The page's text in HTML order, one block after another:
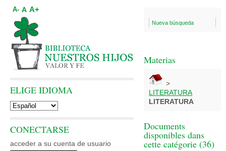
Nueva búsqueda
Materias
>
LITERATURA
LITERATURA
Documents
disponibles dans
cette catégorie (36)
A- A A+
ELIGE IDIOMA
CONECTARSE
acceder a su cuenta de usuario